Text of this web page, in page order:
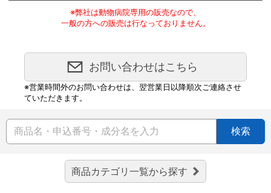
※弊社は動物病院専用の販売なので、
一般の方への販売は行なっておりません。
お問い合わせはこちら
※営業時間外のお問い合わせは、翌営業日以降順次ご連絡させ
ていただきます。
検索
商品カテゴリ一覧から探す